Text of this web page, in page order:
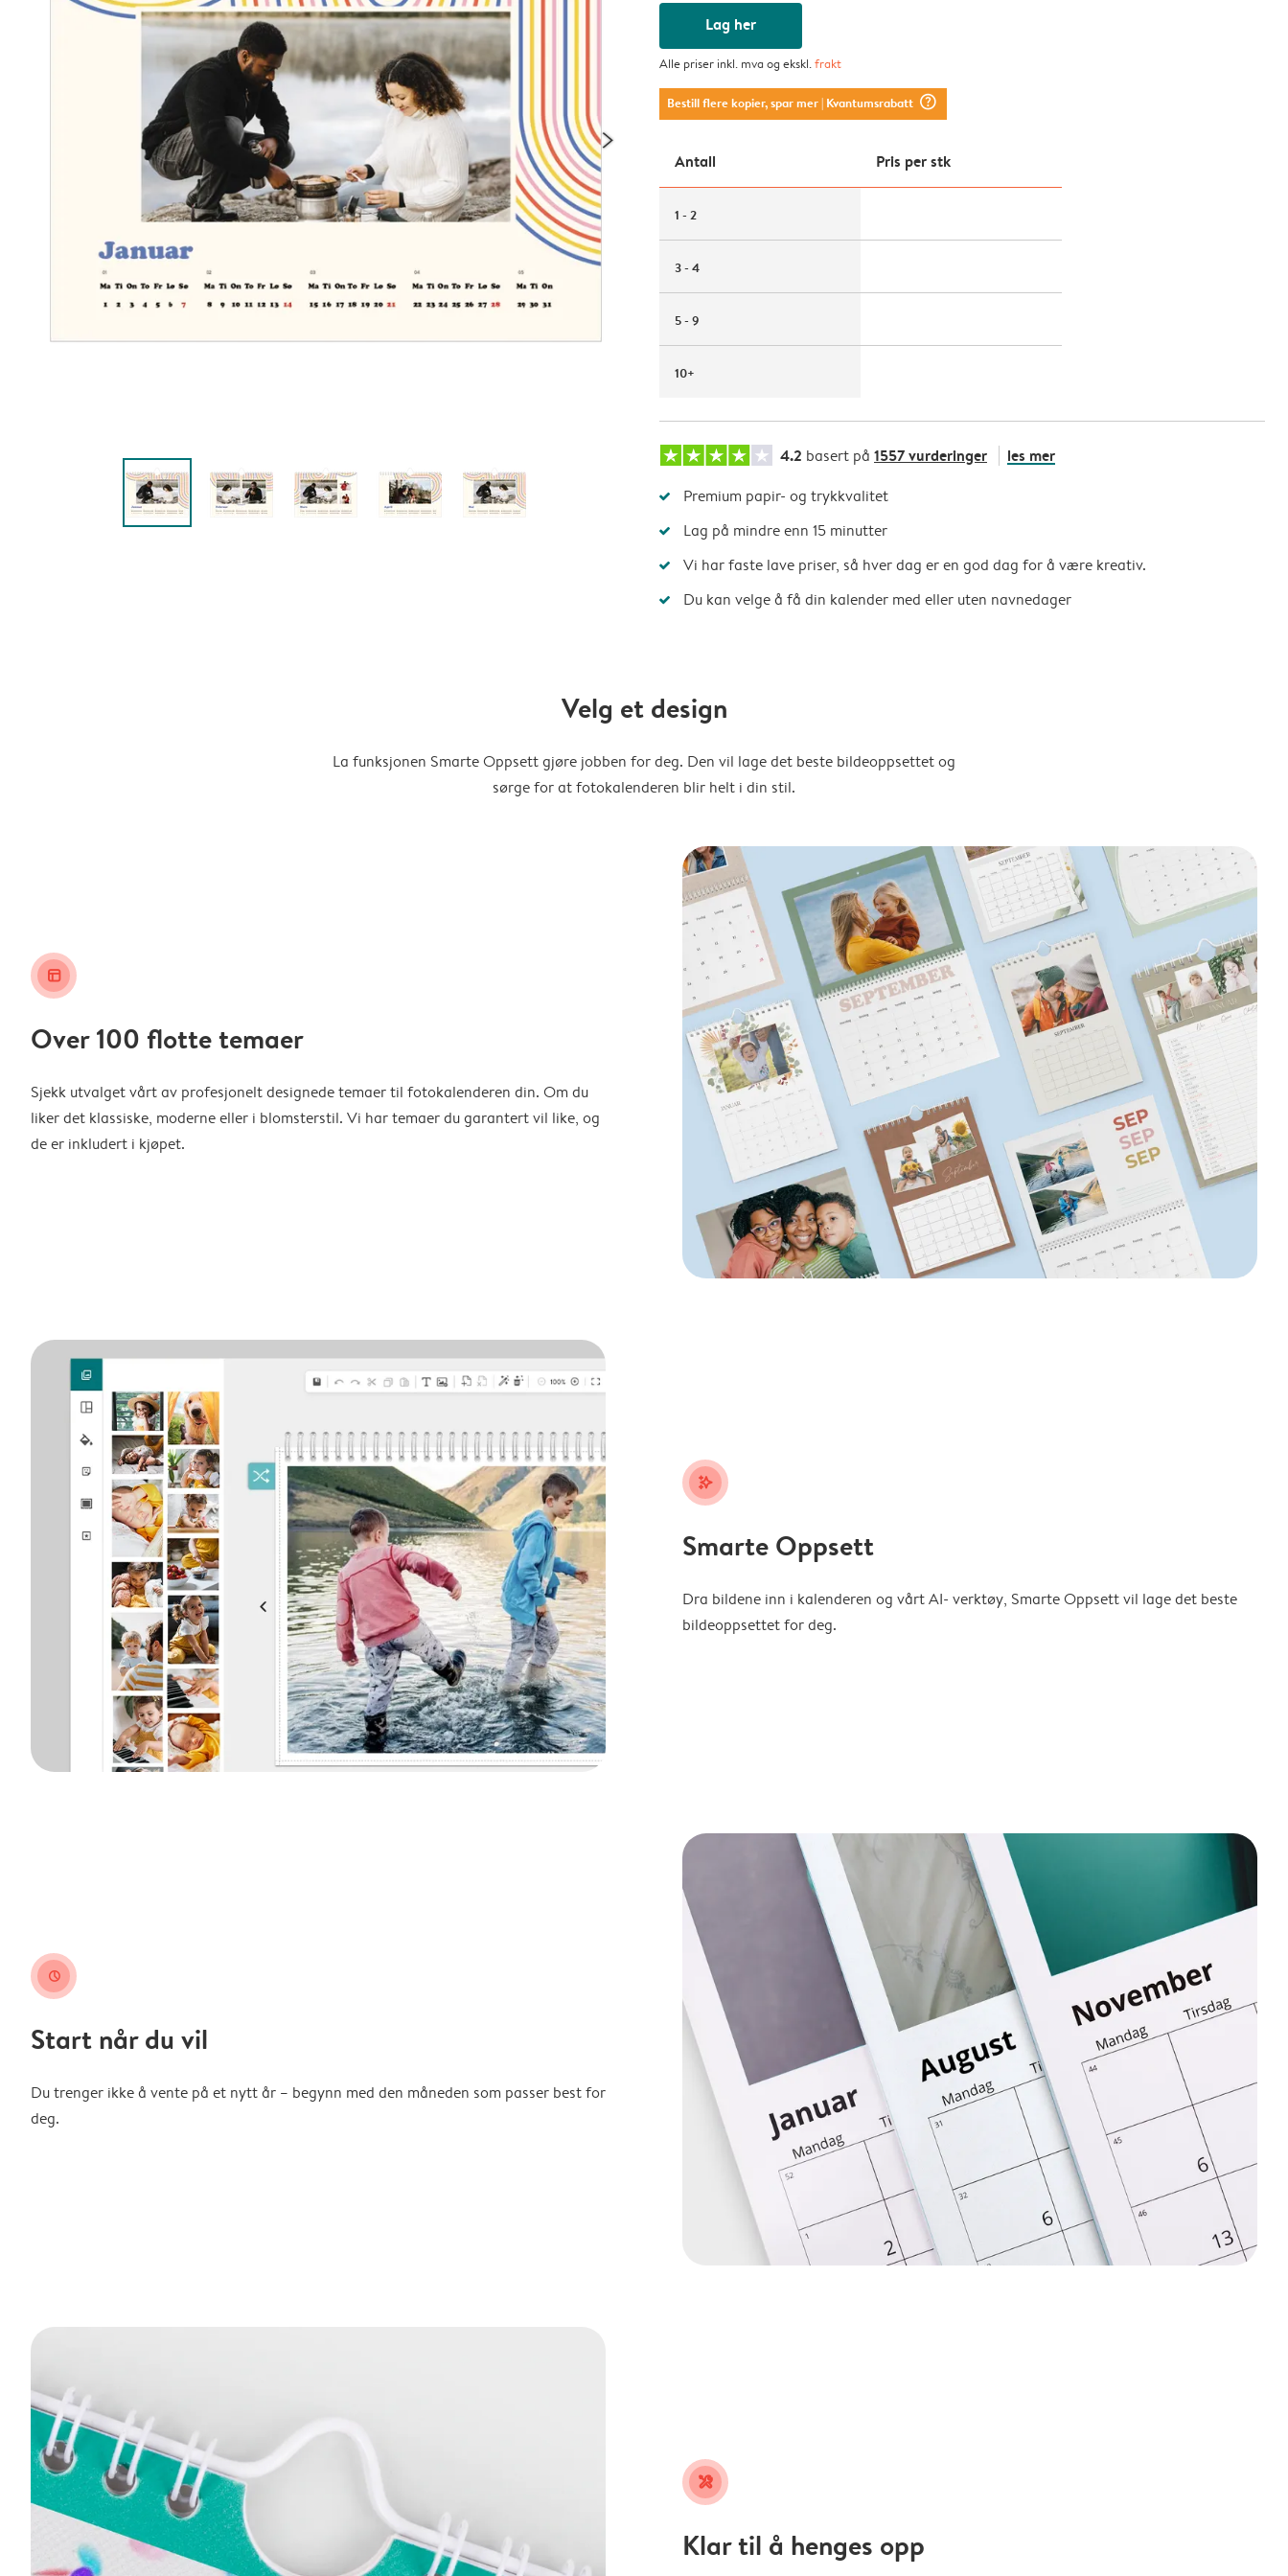
Lag her
Alle priser inkl. mva og ekskl.frakt
Bestill flere kopier, spar mer| Kvantumsrabatt question_mark_circle
Antall Pris per stk
1 - 2
3 - 4
5 - 9
10+
4.2 basert på 1557 vurderinger les mer
Premium papir- og trykkvalitet
Lag på mindre enn 15 minutter
Vi har faste lave priser, så hver dag er en god dag for å være kreativ.
Du kan velge å få din kalender med eller uten navnedager
Velg et design
La funksjonen Smarte Oppsett gjøre jobben for deg. Den vil lage det beste bildeoppsettet og
sørge for at fotokalenderen blir helt i din stil.
layout_alt
Over 100 flotte temaer
Sjekk utvalget vårt av profesjonelt designede temaer til fotokalenderen din. Om du
liker det klassiske, moderne eller i blomsterstil. Vi har temaer du garantert vil like, og
de er inkludert i kjøpet.
stars_plus
Smarte Oppsett
Dra bildene inn i kalenderen og vårt AI- verktøy, Smarte Oppsett vil lage det beste
bildeoppsettet for deg.
clock
Start når du vil
Du trenger ikke å vente på et nytt år – begynn med den måneden som passer best for
deg.
tools
Klar til å henges opp